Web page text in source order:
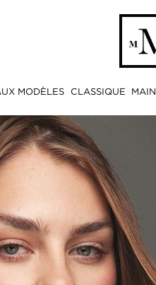
MODÈLES CLASSIQUE MAIN